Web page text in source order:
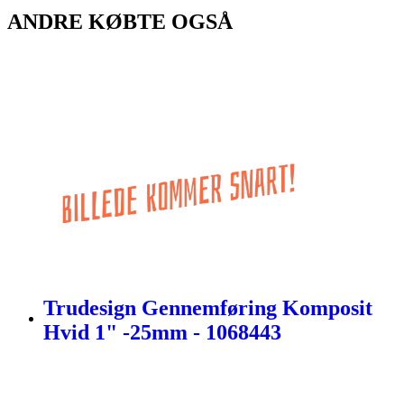
ANDRE KØBTE OGSÅ
Trudesign Gennemføring Komposit
Hvid 1" -25mm - 1068443